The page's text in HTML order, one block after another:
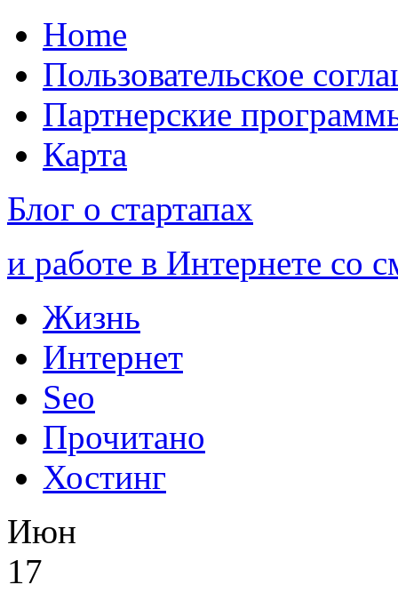
Home
Пользовательское
Партнерские
Карта
Блог о стартапах
и работе в Интернете со
Жизнь
Интернет
Seo
Прочитано
Хостинг
Июн
17